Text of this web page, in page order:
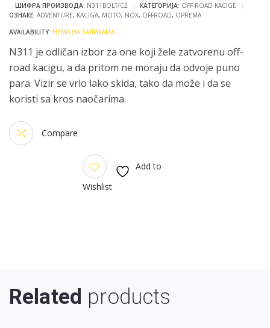
ШИФРА ПРОИЗВОДА: N311BOLT/CŽ КАТЕГОРИЈА: OFF-ROAD KACIGE
ОЗНАКЕ: ADVENTURE, KACIGA, MOTO, NOX, OFFROAD, OPREMA
N311 je odličan izbor za one koji žele zatvorenu off-
road kacigu, a da pritom ne moraju da odvoje puno
para. Vizir se vrlo lako skida, tako da može i da se
koristi sa kros naočarima.
Compare
Add to
Wishlist
НЕМА НА ЗАЛИХАМА
Related products